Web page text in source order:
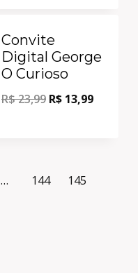
Convite
Digital George
O Curioso
R$23,99 R$ 13,99
… 144
145